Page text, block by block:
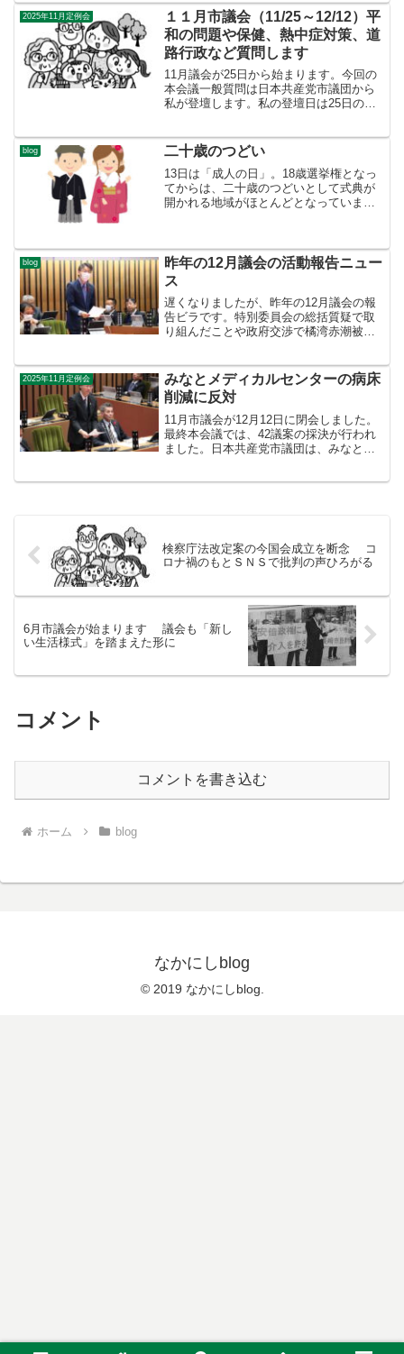
石）2年連続で人口転出超過1位。働く人
の所得向上、処遇改善...
2025年11月定例会
１１月市議会（11/25～12/12）平
和の問題や保健、熱中症対策、道
路行政など質問します
11月議会が25日から始まります。今回の
本会議一般質問は日本共産党市議団から
私が登壇します。私の登壇日は25日の開
します○核兵器のない世界にむけた取り組
み高市政権によ...
blog 二十歳のつどい
13日は「成人の日」。18歳選挙権となっ
てからは、二十歳のつどいとして式典が
開かれる地域がほとんどとなっています
二十歳のつどい...
blog
昨年の12月議会の活動報告ニュー
ス
遅くなりましたが、昨年の12月議会の報
告ビラです。特別委員会の総括質疑で取
り組んだことや政府交渉で橘湾赤潮被害
ニュースVol.3
2025年11月定例会
みなとメディカルセンターの病床
削減に反対
11月市議会が12月12日に閉会しました。
最終本会議では、42議案の採決が行われ
ました。日本共産党市議団は、みなとメ
検察庁法改定案の今国会成立を断念 コ
ロナ禍のもとＳＮＳで批判の声ひろがる
6月市議会が始まります 議会も「新し
い生活様式」を踏まえた形に
コメント
コメントを書き込む
ホーム blog
なかにしblog
© 2019 なかにしblog.